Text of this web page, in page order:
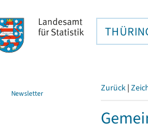
Newsletter Zurück |